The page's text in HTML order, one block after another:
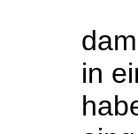
in